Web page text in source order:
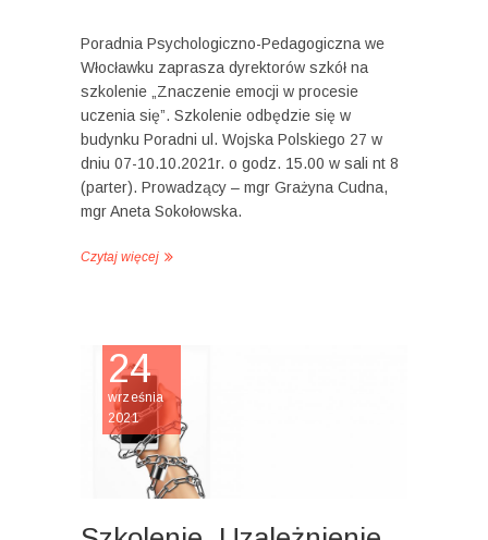
Poradnia Psychologiczno-Pedagogiczna we
Włocławku zaprasza dyrektorów szkół na
szkolenie „Znaczenie emocji w procesie
uczenia się”. Szkolenie odbędzie się w
budynku Poradni ul. Wojska Polskiego 27 w
dniu 07-10.10.2021r. o godz. 15.00 w sali nt 8
(parter). Prowadzący – mgr Grażyna Cudna,
mgr Aneta Sokołowska.
Czytaj więcej
24
września
2021